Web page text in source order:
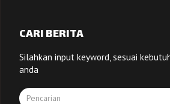
CARI BERITA
Silahkan input keyword, sesuai
anda